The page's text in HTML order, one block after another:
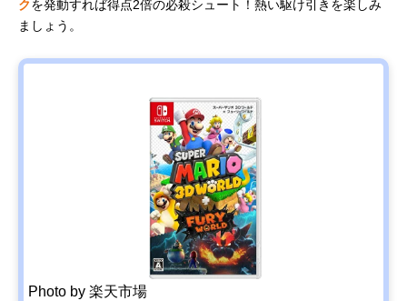
クを発動すれば得点2倍の必殺シュート！熱い駆け引きを楽しみ
ましょう。
Photo by 楽天市場